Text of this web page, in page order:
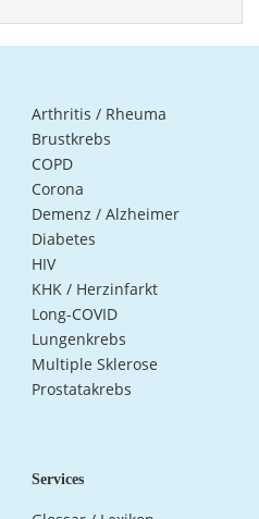
Arthritis / Rheuma
Brustkrebs
COPD
Corona
Demenz / Alzheimer
Diabetes
HIV
KHK / Herzinfarkt
Long-COVID
Lungenkrebs
Multiple Sklerose
Prostatakrebs
Services